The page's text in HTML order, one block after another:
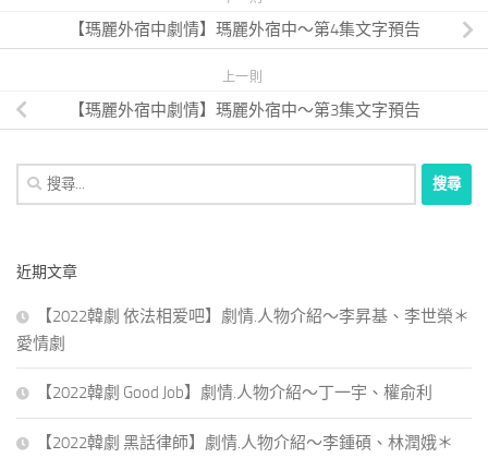
【瑪麗外宿中劇情】瑪麗外宿中～第4集文字預告
上一則
【瑪麗外宿中劇情】瑪麗外宿中～第3集文字預告
搜
尋
字:
近期文章
【2022韓劇 依法相爱吧】劇情.人物介紹～李昇基、李世榮＊
愛情劇
【2022韓劇 Good Job】劇情.人物介紹～丁一宇、權俞利
【2022韓劇 黑話律師】劇情.人物介紹～李鍾碩、林潤娥＊